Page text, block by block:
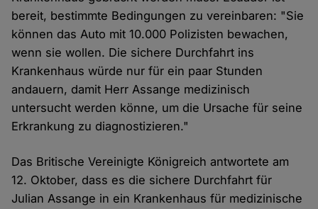
bereit, bestimmte Bedingungen zu vereinbaren: "Sie
können das Auto mit 10.000 Polizisten bewachen,
wenn sie wollen. Die sichere Durchfahrt ins
Krankenhaus würde nur für ein paar Stunden
andauern, damit Herr Assange medizinisch
untersucht werden könne, um die Ursache für seine
Erkrankung zu diagnostizieren."
Das Britische Vereinigte Königreich antwortete am
12. Oktober, dass es die sichere Durchfahrt für
Julian Assange in ein Krankenhaus für medizinische